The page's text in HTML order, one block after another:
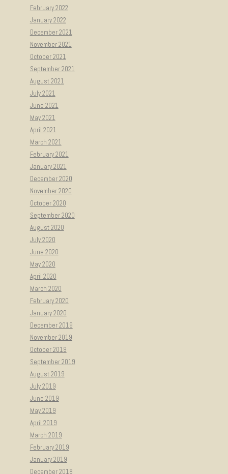
February 2022
January 2022
December 2021
November 2021
October 2021
September 2021
August 2021
July 2021
June 2021
May 2021
April 2021
March 2021
February 2021
January 2021
December 2020
November 2020
October 2020
September 2020
August 2020
July 2020
June 2020
May 2020
April 2020
March 2020
February 2020
January 2020
December 2019
November 2019
October 2019
September 2019
August 2019
July 2019
June 2019
May 2019
April 2019
March 2019
February 2019
January 2019
December 2018